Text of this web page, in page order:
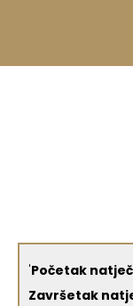
'Početak
Završetak